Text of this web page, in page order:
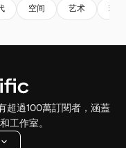
空间 艺术 现场
超過100萬訂閱者，涵蓋
工作室。